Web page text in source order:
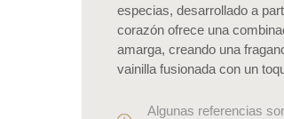
especias, desarrollado a
corazón ofrece una
amarga, creando una
vainilla fusionada con un
Algunas referencias